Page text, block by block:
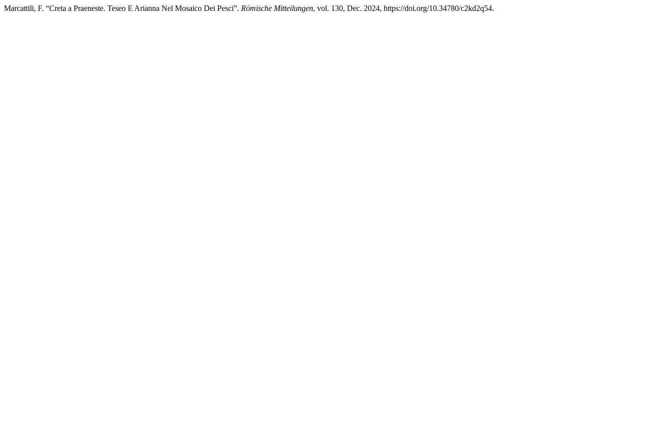
Marcattili, F. “Creta a Praeneste. Teseo E Arianna Nel Mosaico Dei Pesci”. Römische Mitteilungen, vol. 130, Dec. 2024, https://doi.org/10.34780/c2kd2q54.